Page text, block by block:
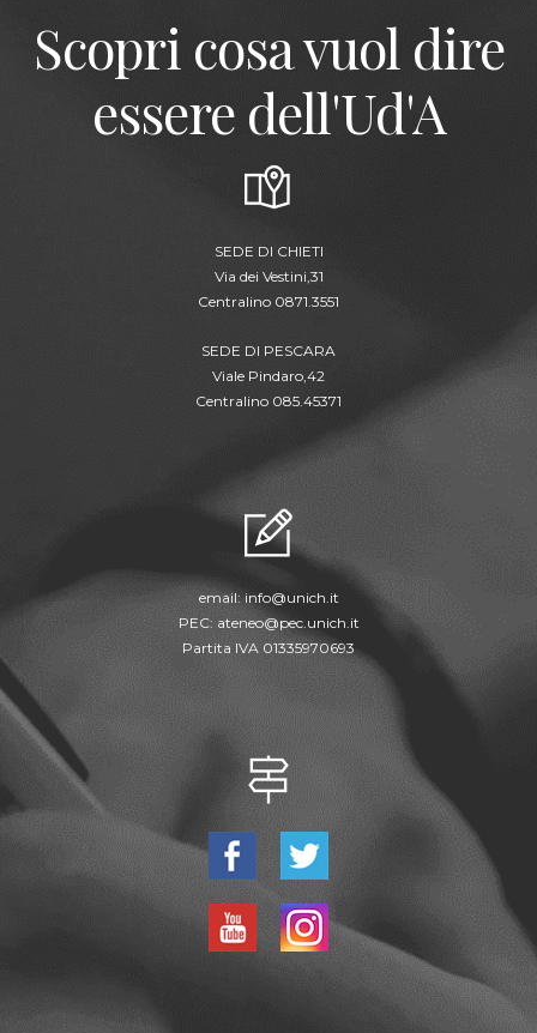
Scopri cosa vuol dire
essere dell'Ud'A
SEDE DI CHIETI
Via dei Vestini,31
Centralino 0871.3551
SEDE DI PESCARA
Viale Pindaro,42
Centralino 085.45371
email:info@unich.it
PEC: ateneo@pec.unich.it
Partita IVA 01335970693